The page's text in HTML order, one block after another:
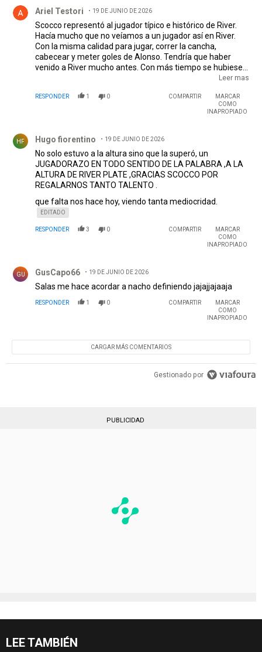
Ariel Testori 19 DE JUNIO DE 2026
Scocco representó al jugador típico e histórico de River.
Hacía mucho que no veíamos a un jugador así en River.
Con la misma calidad para jugar, correr la cancha,
cabecear y meter goles de Alonso. Tendría que haber
venido a River mucho antes. Con más tiempo se hubiese
convertido en un idolo indiscutido de River. Nunca entendí
bien. Grande Scocco! Siempre te recordaremos.
Leer mas
RESPONDER 1 0 COMPARTIR
MARCAR
COMO
INAPROPIADO
HF Hugo fiorentino 19 DE JUNIO DE 2026
No solo estuvo a la altura sino que la superó, un
JUGADORAZO EN TODO SENTIDO DE LA PALABRA ,A LA
ALTURA DE RIVER PLATE ,GRACIAS SCOCCO POR
REGALARNOS TANTO TALENTO .
que falta nos hace hoy, viendo tanta mediocridad.
EDITADO
RESPONDER 3 0 COMPARTIR
MARCAR
COMO
INAPROPIADO
GU GusCapo66 19 DE JUNIO DE 2026
Salas me hace acordar a nacho definiendo jajajjajaaja
RESPONDER 1 0 COMPARTIR
MARCAR
COMO
INAPROPIADO
CARGAR MÁS COMENTARIOS
Gestionado por
PUBLICIDAD
LEE TAMBIÉN